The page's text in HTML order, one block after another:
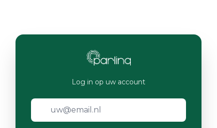
Log in op uw account